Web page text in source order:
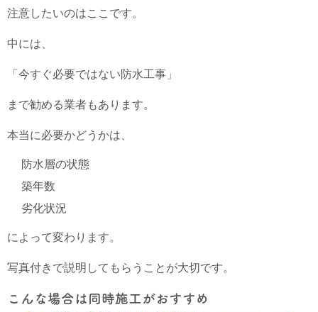
注意したいのはここです。
中には、
「今すぐ必要ではない防水工事」
まで勧める業者もあります。
本当に必要かどうかは、
防水層の状態
築年数
劣化状況
によって変わります。
写真付きで説明してもらうことが大切です。
こんな場合は同時施工がおすすめ